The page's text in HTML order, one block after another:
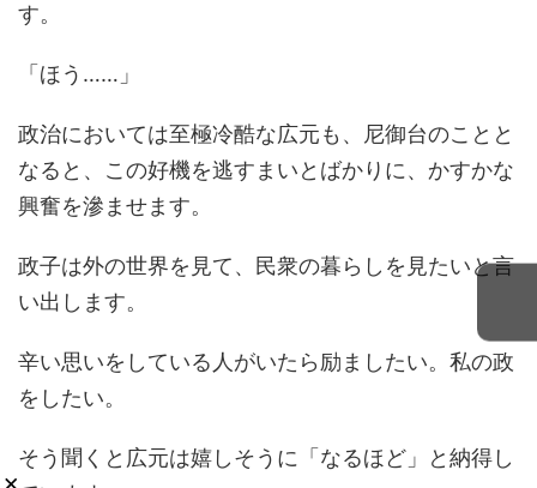
す。
「ほう……」
政治においては至極冷酷な広元も、尼御台のことと
なると、この好機を逃すまいとばかりに、かすかな
興奮を滲ませます。
政子は外の世界を見て、民衆の暮らしを見たいと言
い出します。
辛い思いをしている人がいたら励ましたい。私の政
をしたい。
そう聞くと広元は嬉しそうに「なるほど」と納得し